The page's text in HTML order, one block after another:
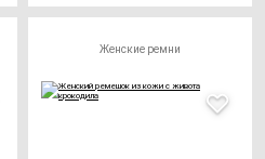
Женские ремни